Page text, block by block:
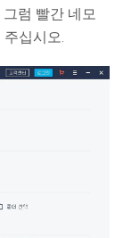
럼 빨간 네모
십시오.